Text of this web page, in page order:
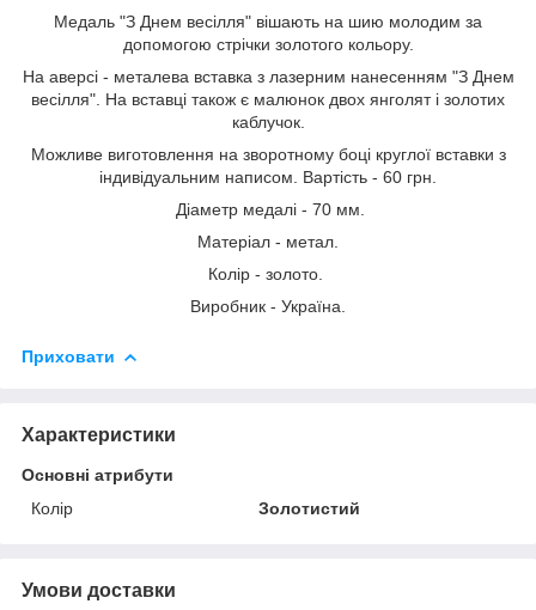
Медаль "З Днем весілля" вішають на шию молодим за
допомогою стрічки золотого кольору.
На аверсі - металева вставка з лазерним нанесенням "З Днем
весілля". На вставці також є малюнок двох янголят і золотих
каблучок.
Можливе виготовлення на зворотному боці круглої вставки з
індивідуальним написом. Вартість - 60 грн.
Діаметр медалі - 70 мм.
Матеріал - метал.
Колір - золото.
Виробник - Україна.
Приховати
Характеристики
Основні атрибути
Колір
Золотистий
Умови доставки